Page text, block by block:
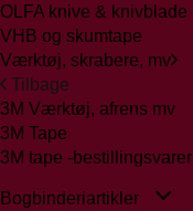
OLFA knive & knivblade
VHB og skumtape
Værktøj, skrabere, mv
Tilbage
3M Værktøj, afrens mv
3M Tape
3M tape -bestillingsvarer
Bogbinderiartikler